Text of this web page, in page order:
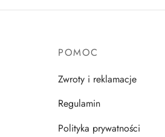
POMOC
Zwroty i reklamacje
Regulamin
Polityka prywatności